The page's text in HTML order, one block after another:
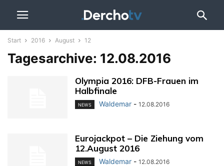
Start 2016 August 12
Tagesarchive: 12.08.2016
Olympia 2016: DFB-Frauen im
Halbfinale
NEWS Waldemar - 12.08.2016
Eurojackpot – Die Ziehung vom
12.August 2016
NEWS Waldemar - 12.08.2016